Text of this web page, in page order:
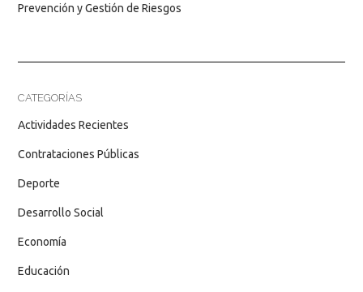
Prevención y Gestión de Riesgos
CATEGORÍAS
Actividades Recientes
Contrataciones Públicas
Deporte
Desarrollo Social
Economía
Educación